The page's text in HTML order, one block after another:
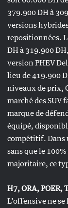
379.900 DH à
versions
repositionnées.
DH à 319.900
version PHEV
lieu de 419.900
niveaux de prix,
marché des SUV
marque de
équipé,
compétitif. Dans
sans que le
majoritaire, ce
H7, ORA, POER,
L’offensive ne